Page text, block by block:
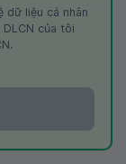
dữ liệu cá nhân
của tôi